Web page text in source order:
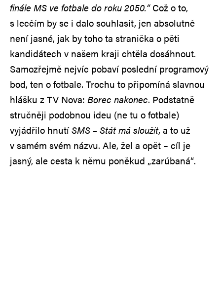
finále MS ve fotbale do roku 2050.“Což o to,
s lecčím by se i dalo souhlasit, jen absolutně
není jasné, jak by toho ta stranička o pěti
kandidátech v našem kraji chtěla dosáhnout.
Samozřejmě nejvíc pobaví poslední programový
bod, ten o fotbale. Trochu to připomíná slavnou
hlášku z TV Nova: Borec nakonec. Podstatně
stručněji podobnou ideu (ne tu o fotbale)
vyjádřilo hnutíSMS – Stát má sloužit, a to už
v samém svém názvu. Ale, žel a opět – cíl je
jasný, ale cesta k němu poněkud „zarúbaná“.